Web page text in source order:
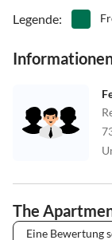
Legende:
The
Eine Bewertung